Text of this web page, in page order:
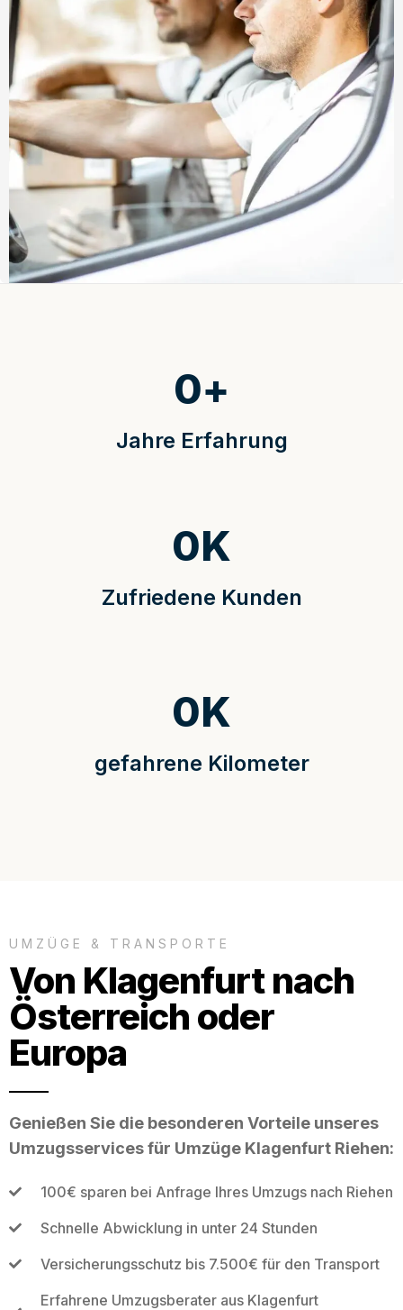
Jahre Erfahrung
0+
Zufriedene Kunden
0K
gefahrene Kilometer
0K
UMZÜGE & TRANSPORTE
Von Klagenfurt nach
Österreich oder
Europa
Genießen Sie die besonderen Vorteile unseres
Umzugsservices für Umzüge Klagenfurt Riehen:
100€ sparen bei Anfrage Ihres Umzugs nach Riehen
Schnelle Abwicklung in unter 24 Stunden
Versicherungsschutz bis 7.500€ für den Transport
Erfahrene Umzugsberater aus Klagenfurt